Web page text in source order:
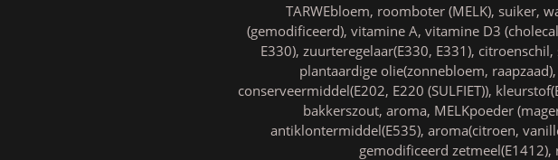
TARWEbloem, roomboter (MELK), suiker,
(gemodificeerd), vitamine A, vitamine D3
E330), zuurteregelaar(E330, E331),
plantaardige olie(zonnebloem,
conserveermiddel(E202, E220 (SULFIET)),
bakkerszout, aroma, MELKpoeder
antiklontermiddel(E535), aroma(citroen,
gemodificeerd